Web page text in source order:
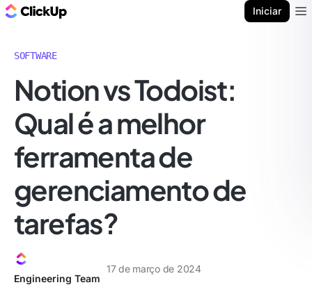
Iniciar
SOFTWARE
Notion vs Todoist:
Qual é a melhor
ferramenta de
gerenciamento de
tarefas?
Engineering Team
17 de março de 2024